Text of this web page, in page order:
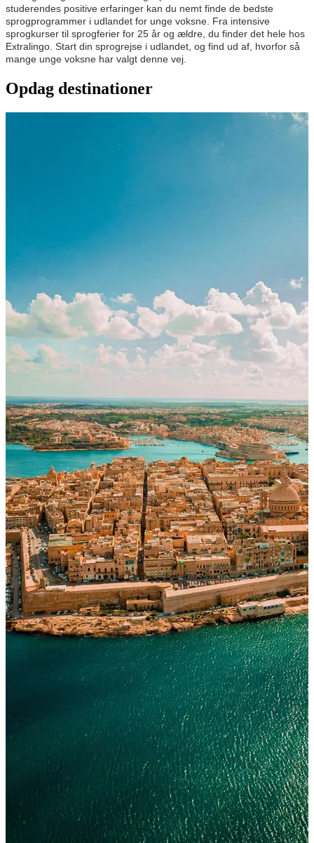
studerendes positive erfaringer kan du nemt finde de bedste
sprogprogrammer i udlandet for unge voksne. Fra intensive
sprogkurser til sprogferier for 25 år og ældre, du finder det hele hos
Extralingo. Start din sprogrejse i udlandet, og find ud af, hvorfor så
mange unge voksne har valgt denne vej.
Opdag destinationer